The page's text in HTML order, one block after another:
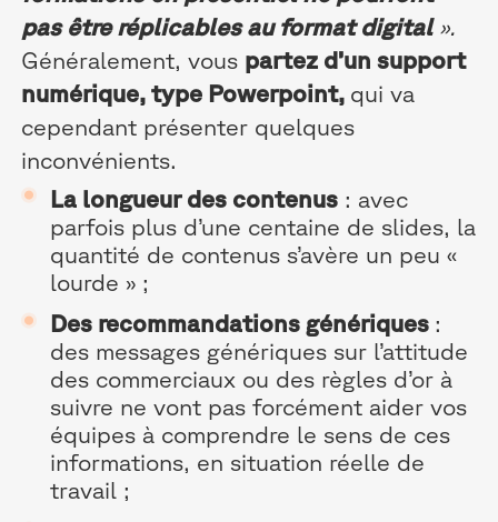
pas être réplicables au format digital ».
Généralement, vous partez d’un support
numérique, type Powerpoint, qui va
cependant présenter quelques
inconvénients.
La longueur des contenus: avec
parfois plus d’une centaine de slides, la
quantité de contenus s’avère un peu «
lourde » ;
Des recommandations génériques :
des messages génériques sur l’attitude
des commerciaux ou des règles d’or à
suivre ne vont pas forcément aider vos
équipes à comprendre le sens de ces
informations, en situation réelle de
travail ;